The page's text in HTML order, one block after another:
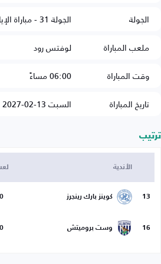
الجولة
الجولة 31 - مباراة الإياب
ملعب المباراة
لوفتس رود
وقت المباراة
06:00 مساءً
تاريخ المباراة
السبت 13-02-2027
ترتيب
الأندية
13 كوينز بارك رينجرز 0
16 وست بروميتش 0